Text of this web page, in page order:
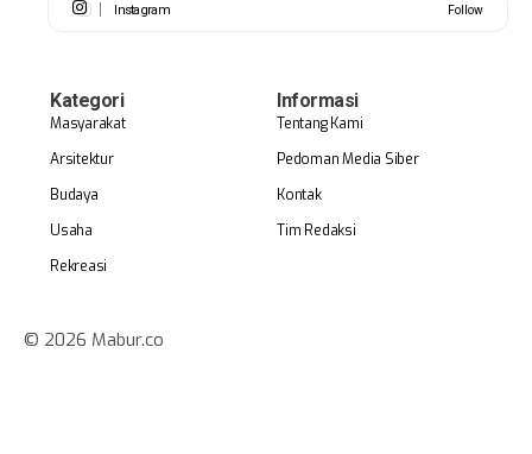
Instagram Follow
Kategori
Masyarakat
Arsitektur
Budaya
Usaha
Rekreasi
Informasi
Tentang Kami
Pedoman Media Siber
Kontak
Tim Redaksi
© 2026 Mabur.co